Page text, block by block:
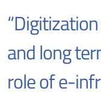
and long
role of e-